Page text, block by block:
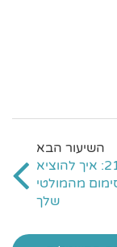
שיעור 21: איך להוציא
מהמולטי
שלך